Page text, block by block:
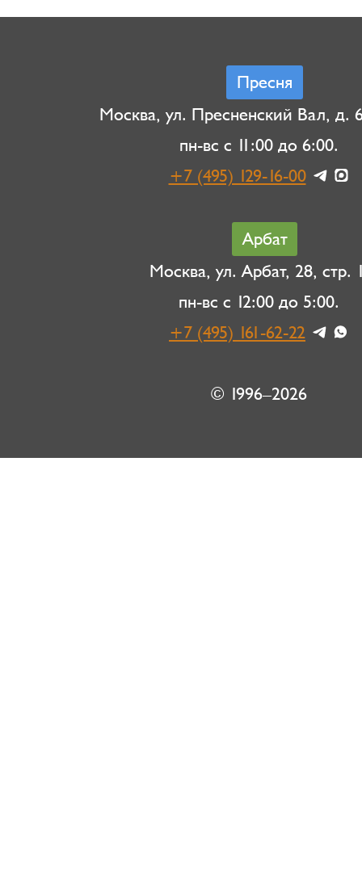
Пресня
Москва, ул. Пресненский Вал, д.
пн-вс с 11:00 до 6:00.
+7 (495) 129-16-00
Арбат
Москва, ул. Арбат, 28, стр.
пн-вс с 12:00 до 5:00.
+7 (495) 161-62-22
© 1996–2026